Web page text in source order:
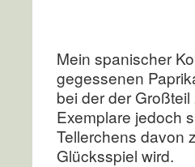
Mein spanischer
gegessenen
bei der der Großteil
Exemplare jedoch
Tellerchens davon
Glücksspiel wird.